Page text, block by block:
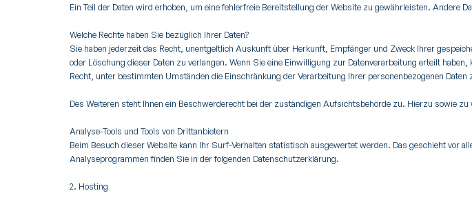
Ein Teil der Daten wird erhoben, um eine fehlerfreie Bereitstellung der Website zu gewährleisten. Andere
Welche Rechte haben Sie bezüglich Ihrer Daten?
Sie haben jederzeit das Recht, unentgeltlich Auskunft über Herkunft, Empfänger und Zweck Ihrer
oder Löschung dieser Daten zu verlangen. Wenn Sie eine Einwilligung zur Datenverarbeitung erteilt
Recht, unter bestimmten Umständen die Einschränkung der Verarbeitung Ihrer personenbezogenen Daten
Des Weiteren steht Ihnen ein Beschwerderecht bei der zuständigen Aufsichtsbehörde zu. Hierzu sowie
Analyse-Tools und Tools von Drittanbietern
Beim Besuch dieser Website kann Ihr Surf-Verhalten statistisch ausgewertet werden. Das geschieht vor
Analyseprogrammen finden Sie in der folgenden Datenschutzerklärung.
2. Hosting